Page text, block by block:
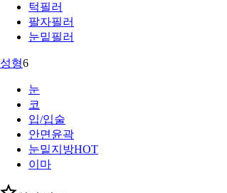
턱필러
팔자필러
눈밑필러
성형6
눈
코
입/입술
안면윤곽
눈밑지방HOT
이마